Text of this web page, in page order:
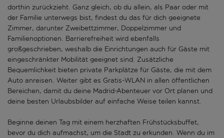
dorthin zurückzieht. Ganz gleich, ob du allein, als Paar oder mit
der Familie unterwegs bist, findest du das für dich geeignete
Zimmer, darunter Zweibettzimmer, Doppelzimmer und
Familienoptionen. Barrierefreiheit wird ebenfalls
großgeschrieben, weshalb die Einrichtungen auch für Gäste mit
eingeschränkter Mobilität geeignet sind. Zusätzliche
Bequemlichkeit bieten private Parkplätze für Gäste, die mit dem
Auto anreisen. Weiter gibt es Gratis-WLAN in allen öffentlichen
Bereichen, damit du deine Madrid-Abenteuer vor Ort planen und
deine besten Urlaubsbilder auf einfache Weise teilen kannst.
Beginne deinen Tag mit einem herzhaften Frühstücksbuffet,
bevor du dich aufmachst, um die Stadt zu erkunden. Wenn du im